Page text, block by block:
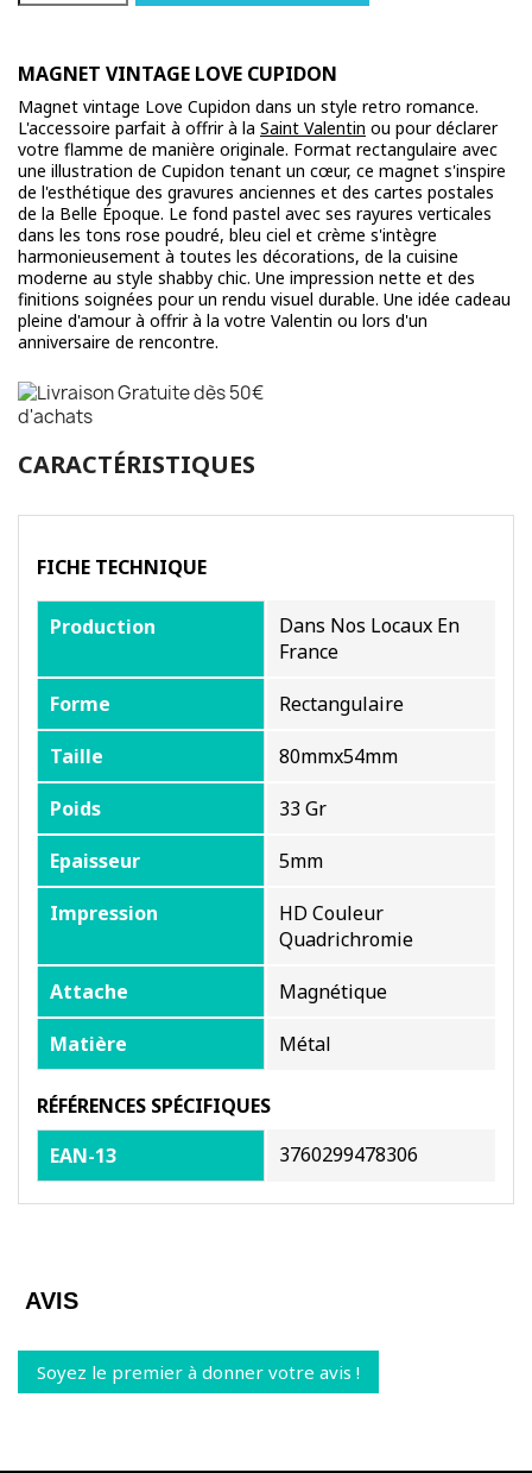
MAGNET VINTAGE LOVE CUPIDON
Magnet vintage Love Cupidon dans un style retro romance.
L'accessoire parfait à offrir à la Saint Valentin ou pour déclarer
votre flamme de manière originale. Format rectangulaire avec
une illustration de Cupidon tenant un cœur, ce magnet s'inspire
de l'esthétique des gravures anciennes et des cartes postales
de la Belle Époque. Le fond pastel avec ses rayures verticales
dans les tons rose poudré, bleu ciel et crème s'intègre
harmonieusement à toutes les décorations, de la cuisine
moderne au style shabby chic. Une impression nette et des
finitions soignées pour un rendu visuel durable. Une idée cadeau
pleine d'amour à offrir à la votre Valentin ou lors d'un
anniversaire de rencontre.
CARACTÉRISTIQUES
FICHE TECHNIQUE
Production
Dans Nos Locaux En
France
Forme
Rectangulaire
Taille
80mmx54mm
Poids
33 Gr
Epaisseur
5mm
Impression
HD Couleur
Quadrichromie
Attache
Magnétique
Matière
Métal
RÉFÉRENCES SPÉCIFIQUES
EAN-13
3760299478306
AVIS
Soyez le premier à donner votre avis !